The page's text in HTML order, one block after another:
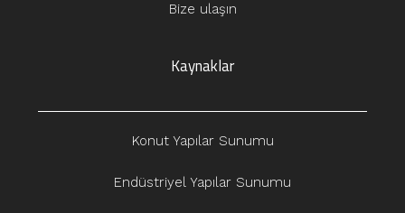
Bize ulaşın
Kaynaklar
Konut Yapılar Sunumu
Endüstriyel Yapılar Sunumu